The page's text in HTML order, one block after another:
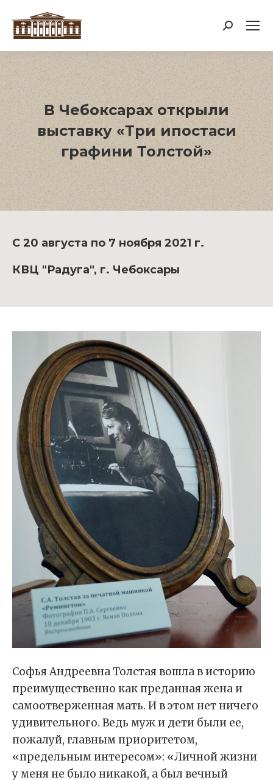
Поиск:
В Чебоксарах открыли
выставку «Три ипостаси
графини Толстой»
С 20 августа по 7 ноября 2021 г.
КВЦ "Радуга", г. Чебоксары
Софья Андреевна Толстая вошла в историю
преимущественно как преданная жена и
самоотверженная мать. И в этом нет ничего
удивительного. Ведь муж и дети были ее,
пожалуй, главным приоритетом,
«предельным интересом»: «Личной жизни
у меня не было никакой, а был вечный